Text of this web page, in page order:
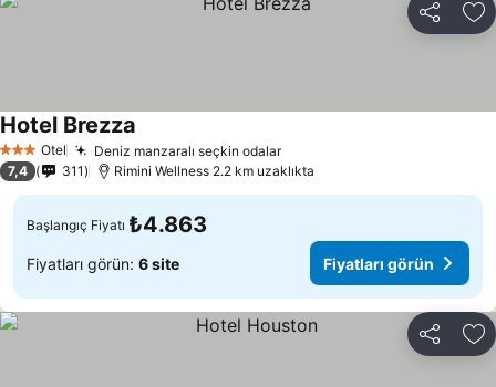
Paylaş
3 YıldızOtel Deniz manzaralı seçkin odalar
Hotel Brezza
7,4 311 Rimini Wellness 2.2 km uzaklıkta
Başlangıç Fiyatı ₺4.863
Fiyatları görün: 6 site Fiyatları görün
Paylaş